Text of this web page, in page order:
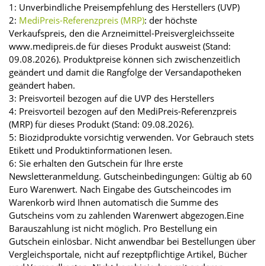
1: Unverbindliche Preisempfehlung des Herstellers (UVP)
2: MediPreis-Referenzpreis (MRP): der höchste
Verkaufspreis, den die Arzneimittel-Preisvergleichsseite
www.medipreis.de für dieses Produkt ausweist (Stand:
09.08.2026). Produktpreise können sich zwischenzeitlich
geändert und damit die Rangfolge der Versandapotheken
geändert haben.
3: Preisvorteil bezogen auf die UVP des Herstellers
4: Preisvorteil bezogen auf den MediPreis-Referenzpreis
(MRP) für dieses Produkt (Stand: 09.08.2026).
5: Biozidprodukte vorsichtig verwenden. Vor Gebrauch stets
Etikett und Produktinformationen lesen.
6: Sie erhalten den Gutschein für Ihre erste
Newsletteranmeldung. Gutscheinbedingungen: Gültig ab 60
Euro Warenwert. Nach Eingabe des Gutscheincodes im
Warenkorb wird Ihnen automatisch die Summe des
Gutscheins vom zu zahlenden Warenwert abgezogen.Eine
Barauszahlung ist nicht möglich. Pro Bestellung ein
Gutschein einlösbar. Nicht anwendbar bei Bestellungen über
Vergleichsportale, nicht auf rezeptpflichtige Artikel, Bücher